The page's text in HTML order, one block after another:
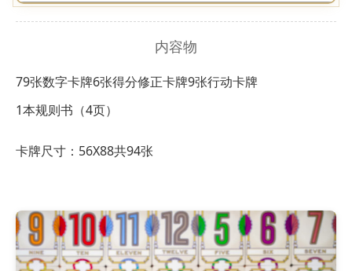
内容物
79张数字卡牌6张得分修正卡牌9张行动卡牌
1本规则书（4页）
卡牌尺寸：56X88共94张